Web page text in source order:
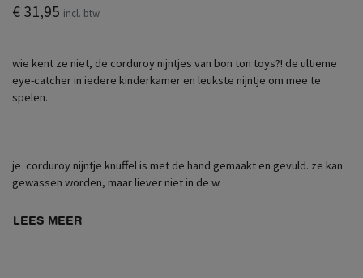
€ 31,95 incl. btw
wie kent ze niet, de corduroy nijntjes van bon ton toys?! de ultieme
eye-catcher in iedere kinderkamer en leukste nijntje om mee te
spelen.
je corduroy nijntje knuffel is met de hand gemaakt en gevuld. ze kan
gewassen worden, maar liever niet in de w
LEES MEER